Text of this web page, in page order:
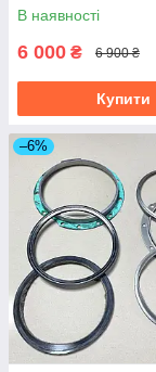
В наявності
6 000 ₴ 6 900 ₴
Купити
–6%